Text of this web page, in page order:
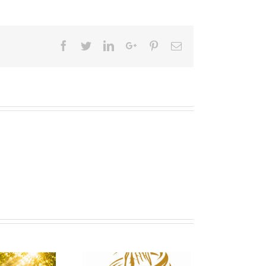
Facebook
TwitterLinkedInGoogle+PinterestEmail